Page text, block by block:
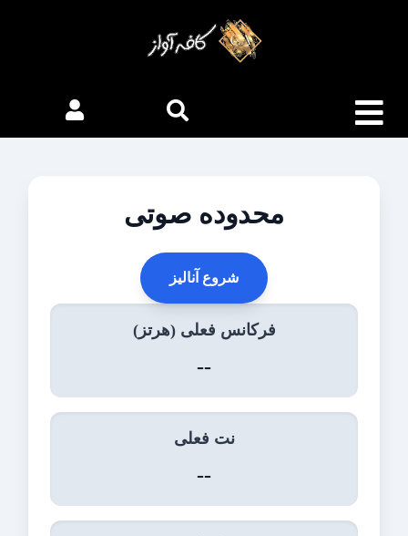
محدوده صوتی
شروع آنالیز
فرکانس فعلی (هرتز)
--
نت فعلی
--